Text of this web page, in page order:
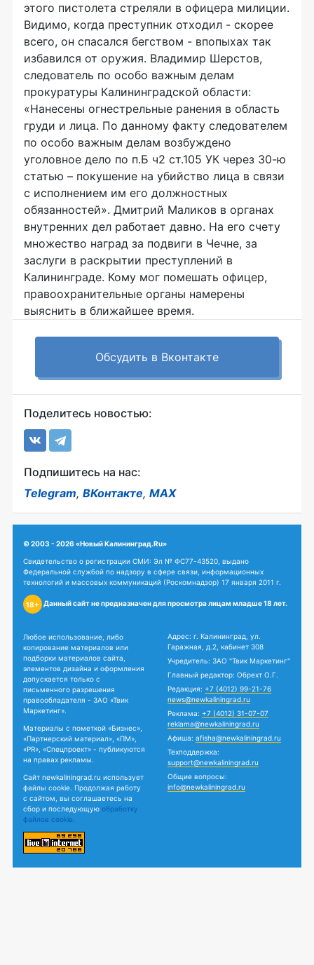
этого пистолета стреляли в офицера милиции.
Видимо, когда преступник отходил - скорее
всего, он спасался бегством - впопыхах так
избавился от оружия. Владимир Шерстов,
следователь по особо важным делам
прокуратуры Калининградской области:
«Нанесены огнестрельные ранения в область
груди и лица. По данному факту следователем
по особо важным делам возбуждено
уголовное дело по п.Б ч2 ст.105 УК через 30-ю
статью – покушение на убийство лица в связи
с исполнением им его должностных
обязанностей». Дмитрий Маликов в органах
внутренних дел работает давно. На его счету
множество наград за подвиги в Чечне, за
заслуги в раскрытии преступлений в
Калининграде. Кому мог помешать офицер,
правоохранительные органы намерены
выяснить в ближайшее время.
Обсудить в Вконтакте
Поделитесь новостью:
Подпишитесь на нас:
Telegram, ВКонтакте, MAX
© 2003 - 2026 «Новый Калининград.Ru»
Свидетельство о регистрации СМИ: Эл № ФС77-43520, выдано
Федеральной службой по надзору в сфере связи, информационных
технологий и массовых коммуникаций (Роскомнадзор) 17 января 2011 г.
18+ Данный сайт не предназначен для просмотра лицам младше 18 лет.
Любое использование, либо
копирование материалов или
подборки материалов сайта,
элементов дизайна и оформления
допускается только с
письменного разрешения
правообладателя - ЗАО «Твик
Маркетинг».
Материалы с пометкой «Бизнес»,
«Партнерский материал», «ПМ»,
«PR», «Спецпроект» - публикуются
на правах рекламы.
Сайт newkaliningrad.ru использует
файлы cookie. Продолжая работу
с сайтом, вы соглашаетесь на
сбор и последующую обработку
файлов cookie.
Адрес: г. Калининград, ул.
Гаражная, д.2, кабинет 308
Учредитель: ЗАО "Твик Маркетинг"
Главный редактор: Обрехт О.Г.
Редакция: +7 (4012) 99-21-76
news@newkaliningrad.ru
Реклама: +7 (4012) 31-07-07
reklama@newkaliningrad.ru
Афиша: afisha@newkaliningrad.ru
Техподдержка:
support@newkaliningrad.ru
Общие вопросы:
info@newkaliningrad.ru